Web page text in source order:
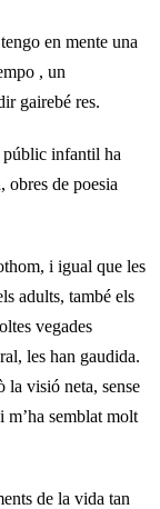
en mente una
, un
gairebé res.
públic infantil ha
obres de poesia
i igual que les
adults, també els
vegades
les han gaudida.
la visió neta, sense
m’ha semblat molt
de la vida tan